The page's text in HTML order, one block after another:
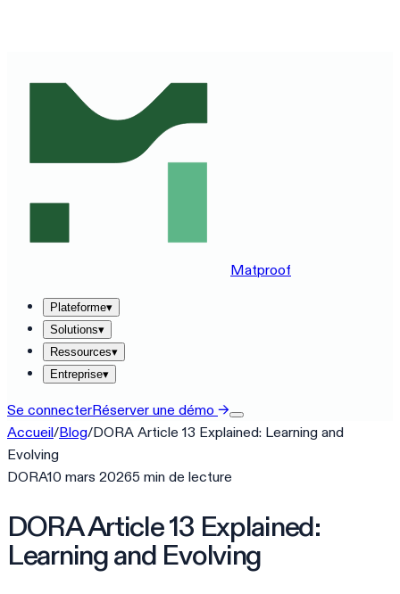
Matproof
Plateforme▾
Solutions▾
Ressources▾
Entreprise▾
Se connecterRéserver une démo →
Accueil/Blog/DORA Article 13 Explained: Learning and
Evolving
DORA10 mars 20265 min de lecture
DORA Article 13 Explained:
Learning and Evolving